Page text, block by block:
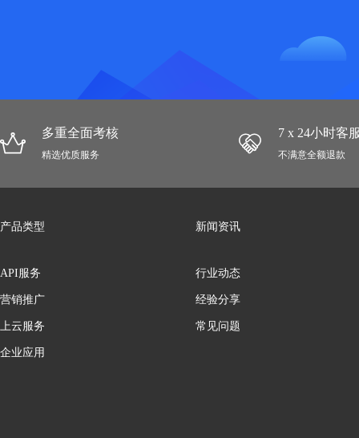
多重全面考核
精选优质服务
7 x 24小时客
不满意全额退款
产品类型
API服务
营销推广
上云服务
企业应用
新闻资讯
行业动态
经验分享
常见问题